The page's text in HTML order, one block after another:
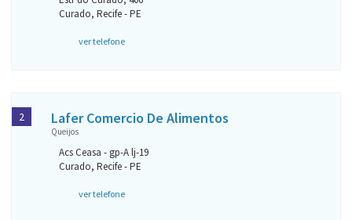
Curado, Recife - PE
ver telefone
Lafer Comercio De Alimentos
Queijos
Acs Ceasa - gp-A lj-19
Curado, Recife - PE
ver telefone
2